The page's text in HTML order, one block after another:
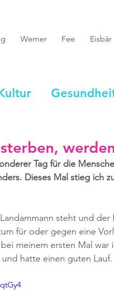
Werner Fee Eisbär
Tag für die
Dieses Mal stieg ich
steht und der
für oder gegen eine
meinem ersten Mal war
hatte einen guten Lauf.